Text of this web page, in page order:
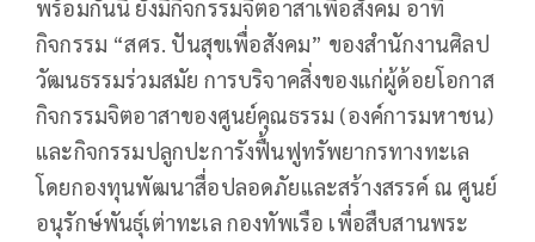
พร้อมกันนี้ ยังมีกิจกรรมจิตอาสาเพื่อสังคม อาทิ
กิจกรรม “สศร. ปันสุขเพื่อสังคม” ของสำนักงานศิลป
วัฒนธรรมร่วมสมัย การบริจาคสิ่งของแก่ผู้ด้อยโอกาส
กิจกรรมจิตอาสาของศูนย์คุณธรรม (องค์การมหาชน)
และกิจกรรมปลูกปะการังฟื้นฟูทรัพยากรทางทะเล
โดยกองทุนพัฒนาสื่อปลอดภัยและสร้างสรรค์ ณ ศูนย์
อนุรักษ์พันธุ์เต่าทะเล กองทัพเรือ เพื่อสืบสานพระ